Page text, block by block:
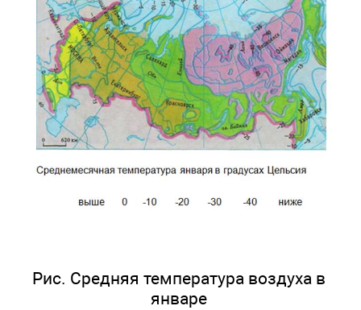
Рис. Средняя температура воздуха в
январе